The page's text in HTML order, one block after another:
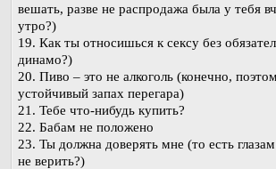
вешать, разве не распродажа была у тебя
утро?)
19. Как ты относишься к сексу без
динамо?)
20. Пиво – это не алкоголь (конечно,
устойчивый запах перегара)
21. Тебе что-нибудь купить?
22. Бабам не положено
23. Ты должна доверять мне (то есть
не верить?)